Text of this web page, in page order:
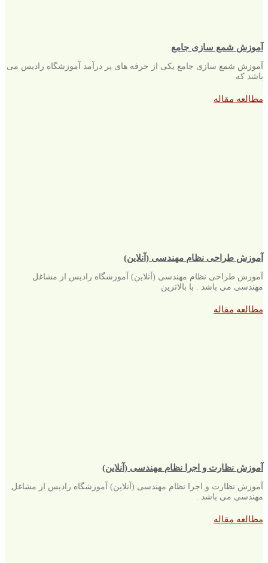
آموزش شمع سازی جامع
آموزش شمع سازی جامع یکی از حرفه های پر درآمد آموزشگاه رادیس می
باشد که
مطالعه مقاله
آموزش طراحی نظام مهندسی (آنلاین)
آموزش طراحی نظام مهندسی (آنلاین) آموزشگاه رادیس از مشاغل
مهندسی می باشد . با بالاترین
مطالعه مقاله
آموزش نظارت و اجرا نظام مهندسی (آنلاین)
آموزش نظارت و اجرا نظام مهندسی (آنلاین) آموزشگاه رادیس از مشاغل
مهندسی می باشد .
مطالعه مقاله